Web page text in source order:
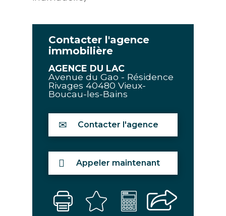
Contacter l'agence
immobilière
AGENCE DU LAC
Avenue du Gao - Résidence
Rivages 40480 Vieux-
Boucau-les-Bains
Contacter l'agence
Appeler maintenant